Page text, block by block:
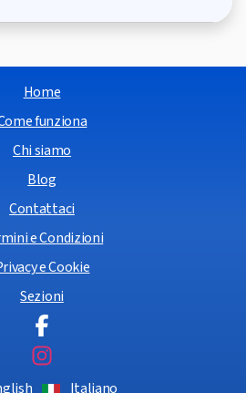
Home
funziona
Chi siamo
Blog
Contattaci
e Condizioni
e Cookie
Sezioni
Italiano